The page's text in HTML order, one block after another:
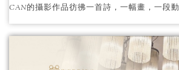
CAN的攝影作品彷彿一首詩，一幅畫，一段動